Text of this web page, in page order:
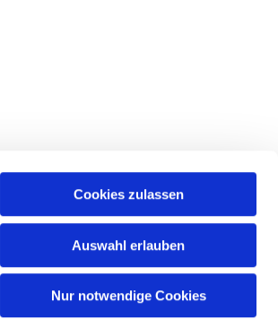
Cookies zulassen
Auswahl erlauben
Nur notwendige Cookies